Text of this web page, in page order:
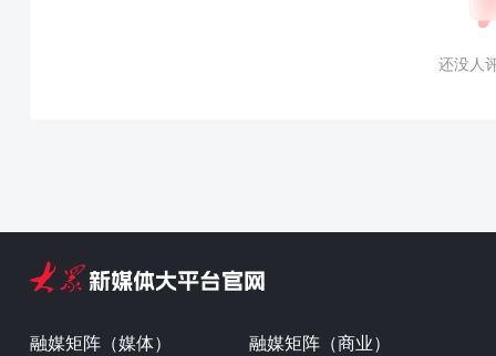
还没人
融媒矩阵（媒体） 融媒矩阵（商业）